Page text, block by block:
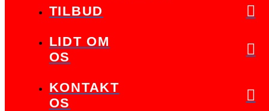
TILBUD
LIDT OM
OS
KONTAKT
OS